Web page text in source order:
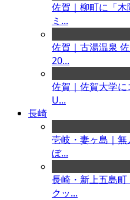
佐賀｜柳町に「
ミ...
佐賀｜古湯温泉
20...
佐賀｜佐賀大学
U...
長崎
壱岐・妻ヶ島｜
ぼ...
長崎・新上五島
クッ...